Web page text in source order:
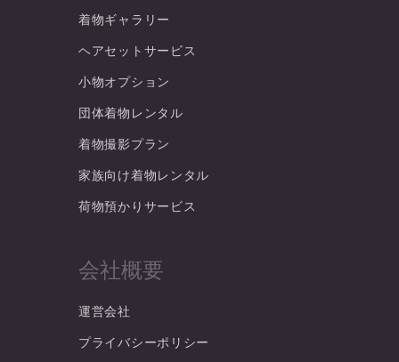
着物ギャラリー
ヘアセットサービス
小物オプション
団体着物レンタル
着物撮影プラン
家族向け着物レンタル
荷物預かりサービス
会社概要
運営会社
プライバシーポリシー